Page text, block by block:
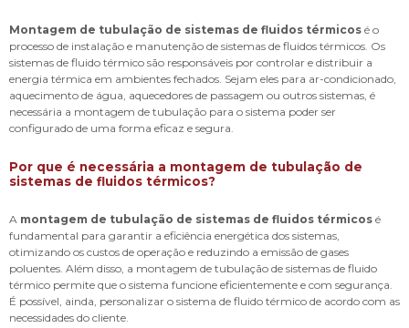
Montagem de tubulação de sistemas de fluidos térmicos é o
processo de instalação e manutenção de sistemas de fluidos térmicos. Os
sistemas de fluido térmico são responsáveis por controlar e distribuir a
energia térmica em ambientes fechados. Sejam eles para ar-condicionado,
aquecimento de água, aquecedores de passagem ou outros sistemas, é
necessária a montagem de tubulação para o sistema poder ser
configurado de uma forma eficaz e segura.
Por que é necessária a montagem de tubulação de
sistemas de fluidos térmicos?
A montagem de tubulação de sistemas de fluidos térmicos é
fundamental para garantir a eficiência energética dos sistemas,
otimizando os custos de operação e reduzindo a emissão de gases
poluentes. Além disso, a montagem de tubulação de sistemas de fluido
térmico permite que o sistema funcione eficientemente e com segurança.
É possível, ainda, personalizar o sistema de fluido térmico de acordo com as
necessidades do cliente.